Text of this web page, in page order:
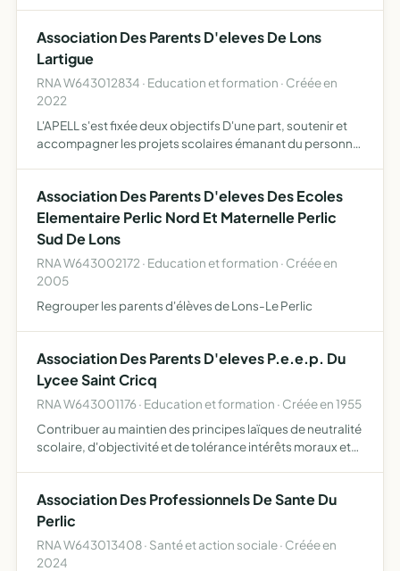
commun des vé…
Association Des Parents D'eleves De Lons
Lartigue
RNA W643012834 · Education et formation · Créée en
2022
L'APELL s'est fixée deux objectifs D'une part, soutenir et
accompagner les projets scolaires émanant du personnel
Association Des Parents D'eleves Des Ecoles
Elementaire Perlic Nord Et Maternelle Perlic
Sud De Lons
RNA W643002172 · Education et formation · Créée en
2005
Regrouper les parents d'élèves de Lons-Le Perlic
Association Des Parents D'eleves P.e.e.p. Du
Lycee Saint Cricq
RNA W643001176 · Education et formation · Créée en 1955
Contribuer au maintien des principes laïques de neutralité
scolaire, d'objectivité et de tolérance intérêts moraux et
Association Des Professionnels De Sante Du
Perlic
RNA W643013408 · Santé et action sociale · Créée en
2024